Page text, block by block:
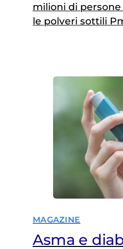
milioni di persone
le polveri sottili
MAGAZINE
Asma e